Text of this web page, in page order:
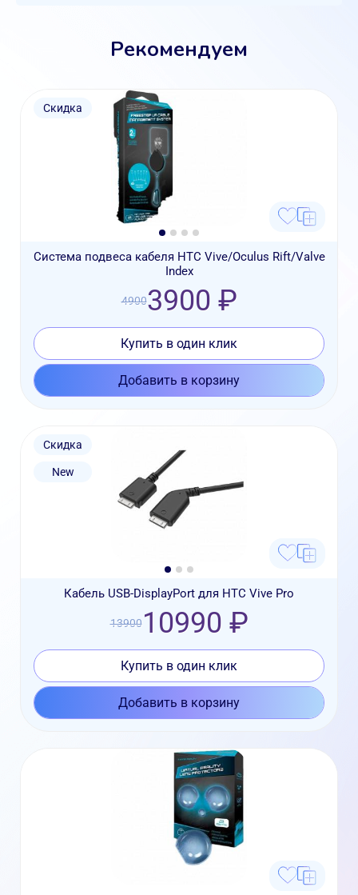
Рекомендуем
Скидка
Система подвеса кабеля HTC Vive/Oculus Rift/Valve
Index
49003900 ₽
Купить в один клик
Добавить в корзину
Скидка
New
Кабель USB-DisplayPort для HTC Vive Pro
1390010990 ₽
Купить в один клик
Добавить в корзину